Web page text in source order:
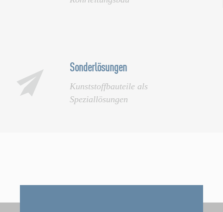
Sonderlösungen
Kunststoffbauteile als
Speziallösungen